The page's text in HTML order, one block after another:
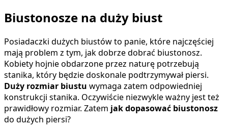
Biustonosze na duży biust
Posiadaczki dużych biustów to panie, które najczęściej
mają problem z tym, jak dobrze dobrać biustonosz.
Kobiety hojnie obdarzone przez naturę potrzebują
stanika, który będzie doskonale podtrzymywał piersi.
Duży rozmiar biustu wymaga zatem odpowiedniej
konstrukcji stanika. Oczywiście niezwykle ważny jest też
prawidłowy rozmiar. Zatem jak dopasować biustonosz
do dużych piersi?